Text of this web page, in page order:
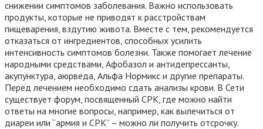
снижении симптомов заболевания. Важно использовать
продукты, которые не приводят к расстройствам
пищеварения, вздутию живота. Вместе с тем, рекомендуется
отказаться от ингредиентов, способных усилить
интенсивность симптомов болезни. Также помогает лечение
народными средствами, Афобазол и антидепрессанты,
акупунктура, аюрведа, Альфа Нормикс и другие препараты.
Перед лечением необходимо сдать анализы крови. В Сети
существует форум, посвященный СРК, где можно найти
ответы на многие вопросы, например, как вылечиться от
диареи или “армия и СРК” – можно ли получить отсрочку.